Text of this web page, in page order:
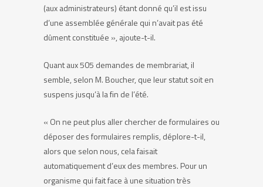
(aux administrateurs) étant donné qu’il est issu
d’une assemblée générale qui n’avait pas été
dûment constituée », ajoute-t-il.
Quant aux 505 demandes de membrariat, il
semble, selon M. Boucher, que leur statut soit en
suspens jusqu’à la fin de l’été.
« On ne peut plus aller chercher de formulaires ou
déposer des formulaires remplis, déplore-t-il,
alors que selon nous, cela faisait
automatiquement d’eux des membres. Pour un
organisme qui fait face à une situation très